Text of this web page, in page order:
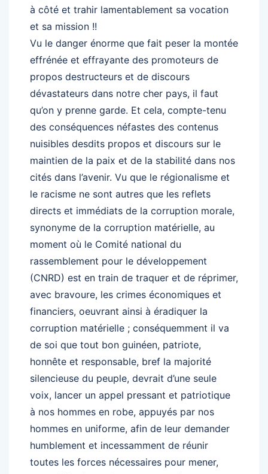
à côté et trahir lamentablement sa vocation
et sa mission !!
Vu le danger énorme que fait peser la montée
effrénée et effrayante des promoteurs de
propos destructeurs et de discours
dévastateurs dans notre cher pays, il faut
qu’on y prenne garde. Et cela, compte-tenu
des conséquences néfastes des contenus
nuisibles desdits propos et discours sur le
maintien de la paix et de la stabilité dans nos
cités dans l’avenir. Vu que le régionalisme et
le racisme ne sont autres que les reflets
directs et immédiats de la corruption morale,
synonyme de la corruption matérielle, au
moment où le Comité national du
rassemblement pour le développement
(CNRD) est en train de traquer et de réprimer,
avec bravoure, les crimes économiques et
financiers, oeuvrant ainsi à éradiquer la
corruption matérielle ; conséquemment il va
de soi que tout bon guinéen, patriote,
honnête et responsable, bref la majorité
silencieuse du peuple, devrait d’une seule
voix, lancer un appel pressant et patriotique
à nos hommes en robe, appuyés par nos
hommes en uniforme, afin de leur demander
humblement et incessamment de réunir
toutes les forces nécessaires pour mener,